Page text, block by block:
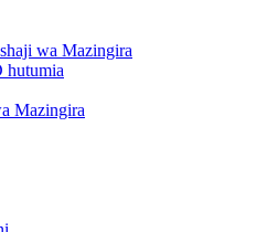
wa Mazingira
hutumia
Mazingira